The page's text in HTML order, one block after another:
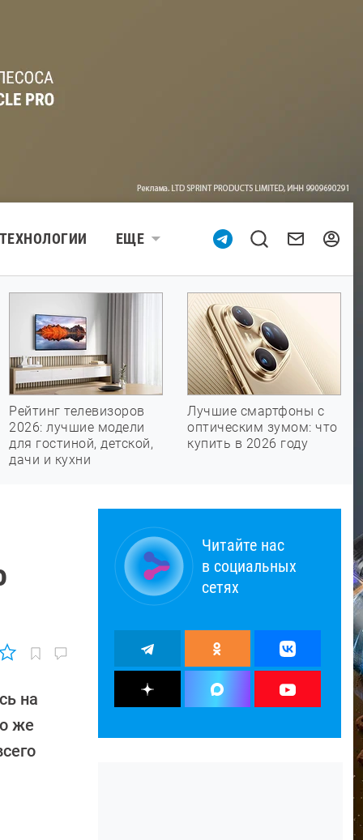
ТЕХНОЛОГИИ ЕЩЕ
Рейтинг телевизоров
2026: лучшие модели
для гостиной, детской,
дачи и кухни
Лучшие смартфоны с
оптическим зумом: что
купить в 2026 году
на
же
Читайте нас
в социальных
сетях